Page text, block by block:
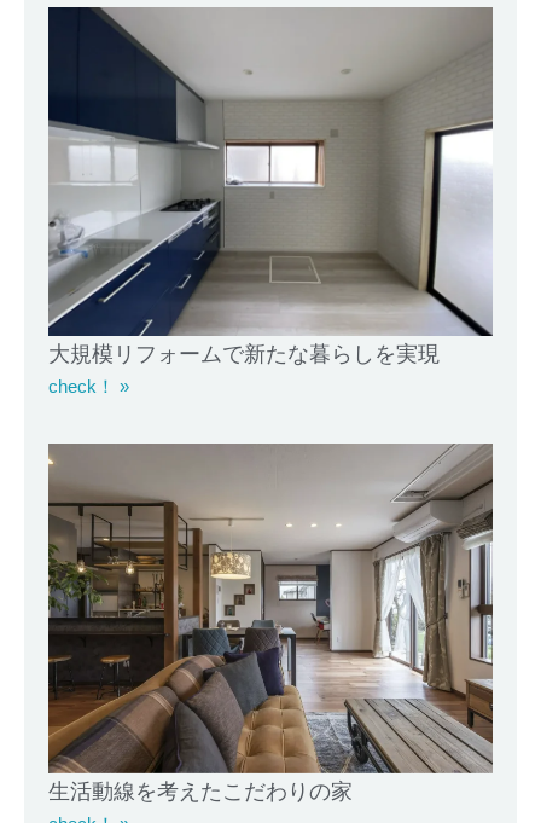
大規模リフォームで新たな暮らしを実現
check！ »
生活動線を考えたこだわりの家